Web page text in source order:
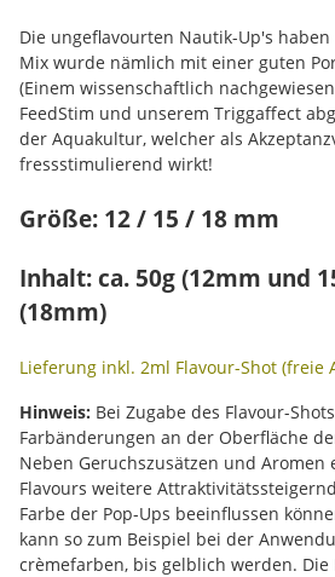
Die ungeflavourten Nautik-Up's
Mix wurde nämlich mit einer guten
(Einem wissenschaftlich
FeedStim und unserem Triggaffect
der Aquakultur, welcher als
fressstimulierend wirkt!
Größe: 12 / 15 / 18 mm
Inhalt: ca. 50g (12mm und
(18mm)
Lieferung inkl. 2ml Flavour-Shot (freie
Hinweis: Bei Zugabe des Flavour-
Farbänderungen an der Oberfläche
Neben Geruchszusätzen und Aromen
Flavours weitere
Farbe der Pop-Ups beeinflussen
kann so zum Beispiel bei der
crèmefarben, bis gelblich werden. Die